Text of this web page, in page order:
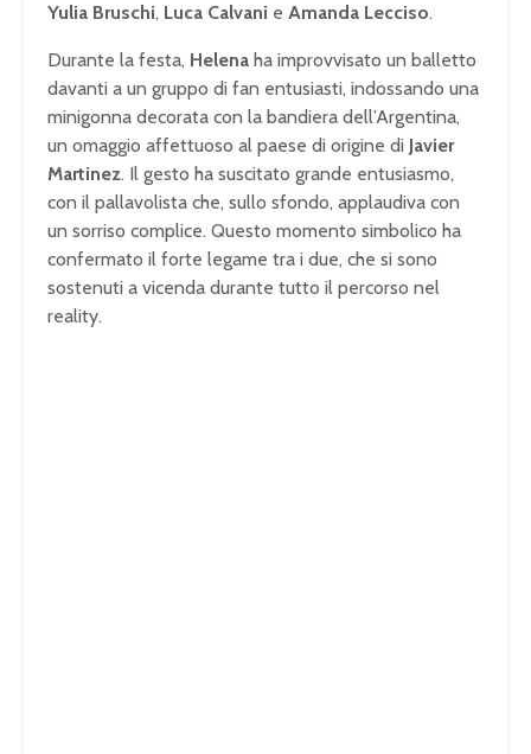
Yulia Bruschi, Luca Calvani e Amanda Lecciso.
Durante la festa, Helena ha improvvisato un balletto
davanti a un gruppo di fan entusiasti, indossando una
minigonna decorata con la bandiera dell’Argentina,
un omaggio affettuoso al paese di origine di Javier
Martinez. Il gesto ha suscitato grande entusiasmo,
con il pallavolista che, sullo sfondo, applaudiva con
un sorriso complice. Questo momento simbolico ha
confermato il forte legame tra i due, che si sono
sostenuti a vicenda durante tutto il percorso nel
reality.